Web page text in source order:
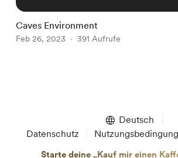
Caves Environment
Feb 26, 2023 391 Aufrufe
Deutsch
Datenschutz
Starte deine „Kauf mir einen